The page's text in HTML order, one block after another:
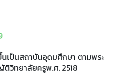
นเป็นสถาบันอุดมศึกษา ตามพระ
วิทยาลัยครูพ.ศ. 2518